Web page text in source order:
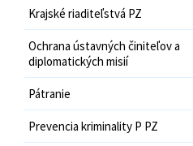
Krajské riaditeľstvá PZ
Ochrana ústavných činiteľov a
diplomatických misií
Pátranie
Prevencia kriminality P PZ